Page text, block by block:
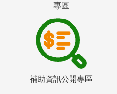
專區
補助資訊公開專區